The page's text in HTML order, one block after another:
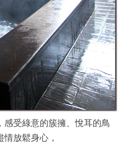
受綠意的簇擁、悅耳的鳥
放鬆身心，